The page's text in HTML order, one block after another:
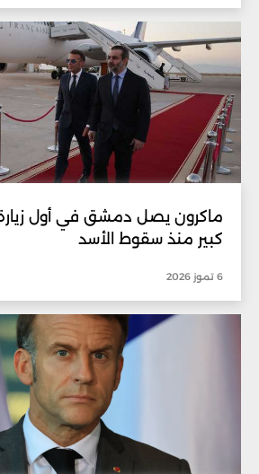
ماكرون يصل دمشق في أول
كبير منذ سقوط الأسد
6 تموز 2026